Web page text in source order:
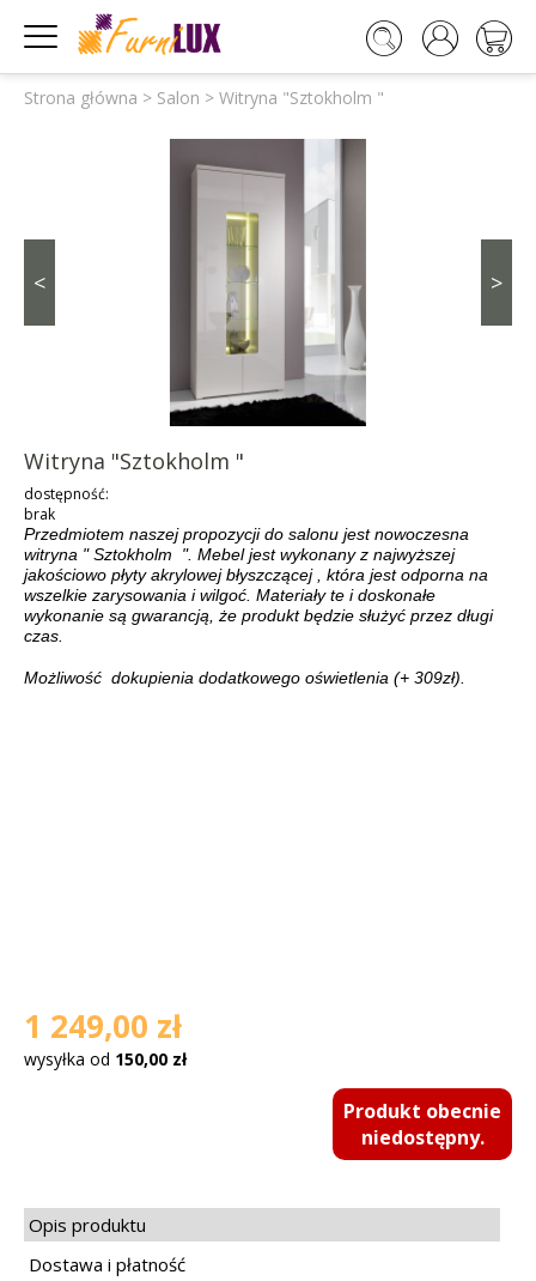
Strona główna > Salon > Witryna "Sztokholm "
< >
Witryna "Sztokholm "
dostępność:
brak
Przedmiotem naszej propozycji do salonu jest nowoczesna
witryna " Sztokholm ". Mebel jest wykonany z najwyższej
jakościowo płyty akrylowej błyszczącej , która jest odporna na
wszelkie zarysowania i wilgoć. Materiały te i doskonałe
wykonanie są gwarancją, że produkt będzie służyć przez długi
czas.
Możliwość dokupienia dodatkowego oświetlenia (+ 309zł).
1 249,00 zł
wysyłka od 150,00 zł
Produkt obecnie
niedostępny.
Opis produktu
Dostawa i płatność
   